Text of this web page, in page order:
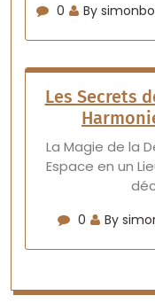
0 By
Les Secrets
La Magie de la
Espace en un
0 By